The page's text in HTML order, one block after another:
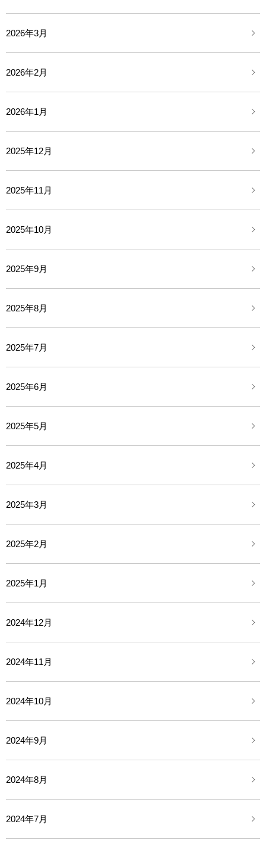
2026年3月
2026年2月
2026年1月
2025年12月
2025年11月
2025年10月
2025年9月
2025年8月
2025年7月
2025年6月
2025年5月
2025年4月
2025年3月
2025年2月
2025年1月
2024年12月
2024年11月
2024年10月
2024年9月
2024年8月
2024年7月